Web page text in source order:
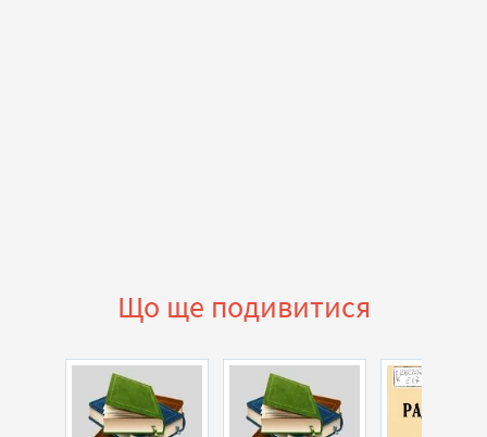
Що ще подивитися